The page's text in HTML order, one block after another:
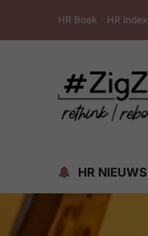
HR Boek HR Index
HR NIEUWS